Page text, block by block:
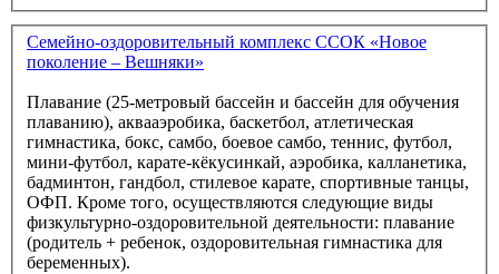
Семейно-оздоровительный комплекс ССОК «Новое
поколение – Вешняки»
Плавание (25-метровый бассейн и бассейн для обучения
плаванию), аквааэробика, баскетбол, атлетическая
гимнастика, бокс, самбо, боевое самбо, теннис, футбол,
мини-футбол, карате-кёкусинкай, аэробика, калланетика,
бадминтон, гандбол, стилевое карате, спортивные танцы,
ОФП. Кроме того, осуществляются следующие виды
физкультурно-оздоровительной деятельности: плавание
(родитель + ребенок, оздоровительная гимнастика для
беременных).